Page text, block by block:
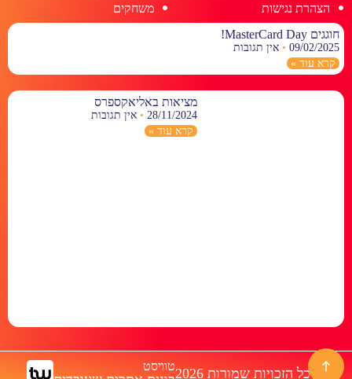
הצהרת נגישות
משחקים
חוגגים MasterCard Day!
09/02/2025
אין תגובות
קרא עוד »
מציאות באליאקספרס
28/11/2024
אין תגובות
קרא עוד »
© כל הזכויות שמורות 2026 טוויסט